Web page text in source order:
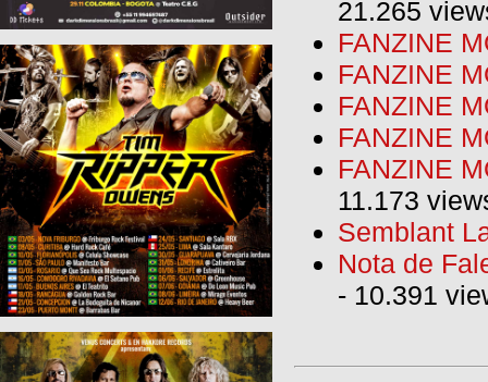
21.265
FANZINE
FANZINE
FANZINE
FANZINE
FANZINE
11.173
Semblant
Nota de
- 10.391